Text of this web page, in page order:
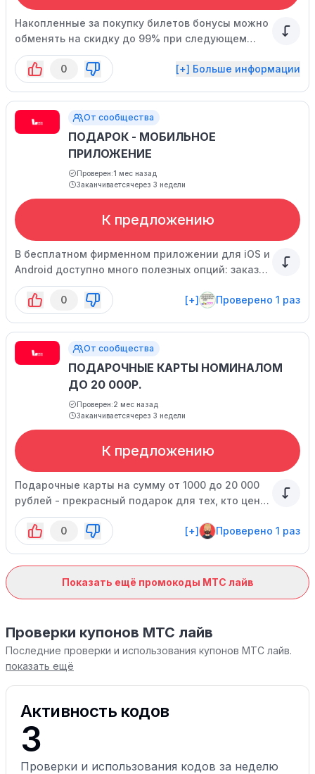
Накопленные за покупку билетов бонусы можно
обменять на скидку до 99% при следующем
заказе.
0
[+] Больше информации
От сообщества
ПОДАРОК - МОБИЛЬНОЕ
ПРИЛОЖЕНИЕ
Проверен:1 мес назад
Заканчиваетсячерез 3 недели
К предложению
В бесплатном фирменном приложении для iOS и
Android доступно много полезных опций: заказ
из баров, AR и не только.
0
[+] Проверено 1 раз
От сообщества
ПОДАРОЧНЫЕ КАРТЫ НОМИНАЛОМ
ДО 20 000Р.
Проверен:2 мес назад
Заканчиваетсячерез 3 недели
К предложению
Подарочные карты на сумму от 1000 до 20 000
рублей - прекрасный подарок для тех, кто ценит
новые впечатления.
0
[+] Проверено 1 раз
Показать ещё промокоды МТС лайв
Проверки купонов МТС лайв
Последние проверки и использования купонов МТС лайв.
показать ещё
Активность кодов
3
Проверки и использования кодов за неделю